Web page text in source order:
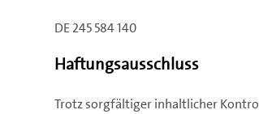
DE 245 584 140
Haftungsausschluss
Trotz sorgfältiger inhaltlicher